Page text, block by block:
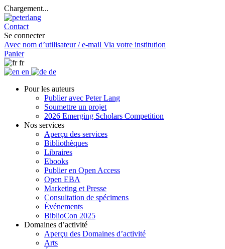
Chargement...
Contact
Se connecter
Avec nom d’utilisateur / e-mail Via votre institution
Panier
fr
en
de
Pour les auteurs
Publier avec Peter Lang
Soumettre un projet
2026 Emerging Scholars Competition
Nos services
Aperçu des services
Bibliothèques
Libraires
Ebooks
Publier en Open Access
Open EBA
Marketing et Presse
Consultation de spécimens
Événements
BiblioCon 2025
Domaines d’activité
Aperçu des Domaines d’activité
Arts